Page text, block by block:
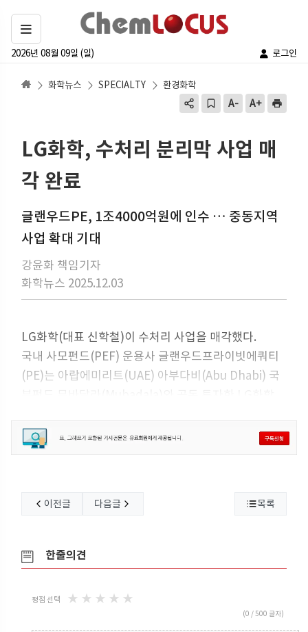
2026년 08월 09일 (일) 로그인
화학뉴스 SPECIALTY 환경화학
LG화학, 수처리 분리막 사업 매
각 완료
글랜우드PE, 1조4000억원에 인수 … 중동지역
사업 확대 기대
강윤화 책임기자
화학뉴스 2025.12.03
LG화학(대표 신학철)이 수처리 사업을 매각했다.
국내 사모펀드(PEF) 운용사 글랜우드프라이빗에쿼티
(PE)는 아랍에미리트(UAE) 아부다비(Abu Dhabi) 국
인수한 대상은 2014년 LG화학의 사업부로 출범한 수처
리 필터 사업으로, 독립법인으로 출범하며 간판을 나노
O) 분리막이다. 역삼투 방식은 열처리 방식보다 에너지
이상이 해외에서 발생하고 있다.
거래대금은 1조4000억원이다.
이전글 다음글 목록
한줄의견
평점 선택 ★ ★ ★ ★ ★
(0 / 500 글자)